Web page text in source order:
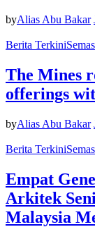
byAlias Abu Bakar
Berita Terkini
The Mines
offerings
byAlias Abu Bakar
Berita Terkini
Empat
Arkitek
Malaysia